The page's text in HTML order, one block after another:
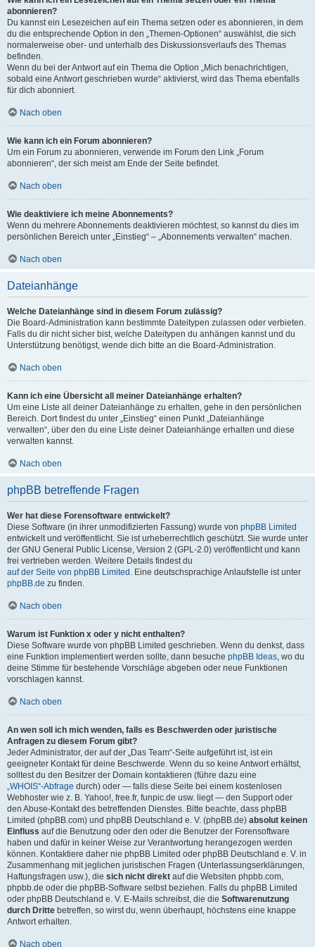
abonnieren?
Du kannst ein Lesezeichen auf ein Thema setzen oder es abonnieren, in dem
du die entsprechende Option in den „Themen-Optionen“ auswählst, die sich
normalerweise ober- und unterhalb des Diskussionsverlaufs des Themas
befinden.
Wenn du bei der Antwort auf ein Thema die Option „Mich benachrichtigen,
sobald eine Antwort geschrieben wurde“ aktivierst, wird das Thema ebenfalls
für dich abonniert.
Nach oben
Wie kann ich ein Forum abonnieren?
Um ein Forum zu abonnieren, verwende im Forum den Link „Forum
abonnieren“, der sich meist am Ende der Seite befindet.
Nach oben
Wie deaktiviere ich meine Abonnements?
Wenn du mehrere Abonnements deaktivieren möchtest, so kannst du dies im
persönlichen Bereich unter „Einstieg“ – „Abonnements verwalten“ machen.
Nach oben
Dateianhänge
Welche Dateianhänge sind in diesem Forum zulässig?
Die Board-Administration kann bestimmte Dateitypen zulassen oder verbieten.
Falls du dir nicht sicher bist, welche Dateitypen du anhängen kannst und du
Unterstützung benötigst, wende dich bitte an die Board-Administration.
Nach oben
Kann ich eine Übersicht all meiner Dateianhänge erhalten?
Um eine Liste all deiner Dateianhänge zu erhalten, gehe in den persönlichen
Bereich. Dort findest du unter „Einstieg“ einen Punkt „Dateianhänge
verwalten“, über den du eine Liste deiner Dateianhänge erhalten und diese
verwalten kannst.
Nach oben
phpBB betreffende Fragen
Wer hat diese Forensoftware entwickelt?
Diese Software (in ihrer unmodifizierten Fassung) wurde von phpBB Limited
entwickelt und veröffentlicht. Sie ist urheberrechtlich geschützt. Sie wurde unter
der GNU General Public License, Version 2 (GPL-2.0) veröffentlicht und kann
frei vertrieben werden. Weitere Details findest du
auf der Seite von phpBB Limited . Eine deutschsprachige Anlaufstelle ist unter
phpBB.de zu finden.
Nach oben
Warum ist Funktion x oder y nicht enthalten?
Diese Software wurde von phpBB Limited geschrieben. Wenn du denkst, dass
eine Funktion implementiert werden sollte, dann besuche phpBB Ideas, wo du
deine Stimme für bestehende Vorschläge abgeben oder neue Funktionen
vorschlagen kannst.
Nach oben
An wen soll ich mich wenden, falls es Beschwerden oder juristische
Anfragen zu diesem Forum gibt?
Jeder Administrator, der auf der „Das Team“-Seite aufgeführt ist, ist ein
geeigneter Kontakt für deine Beschwerde. Wenn du so keine Antwort erhältst,
solltest du den Besitzer der Domain kontaktieren (führe dazu eine
„WHOIS“-Abfrage durch) oder — falls diese Seite bei einem kostenlosen
Webhoster wie z. B. Yahoo!, free.fr, funpic.de usw. liegt — den Support oder
den Abuse-Kontakt des betreffenden Dienstes. Bitte beachte, dass phpBB
Limited (phpBB.com) und phpBB Deutschland e. V. (phpBB.de) absolut keinen
Einfluss auf die Benutzung oder den oder die Benutzer der Forensoftware
haben und dafür in keiner Weise zur Verantwortung herangezogen werden
können. Kontaktiere daher nie phpBB Limited oder phpBB Deutschland e. V. in
Zusammenhang mit jeglichen juristischen Fragen (Unterlassungserklärungen,
Haftungsfragen usw.), die sich nicht direkt auf die Websiten phpbb.com,
phpbb.de oder die phpBB-Software selbst beziehen. Falls du phpBB Limited
oder phpBB Deutschland e. V. E-Mails schreibst, die die Softwarenutzung
durch Dritte betreffen, so wirst du, wenn überhaupt, höchstens eine knappe
Antwort erhalten.
Nach oben